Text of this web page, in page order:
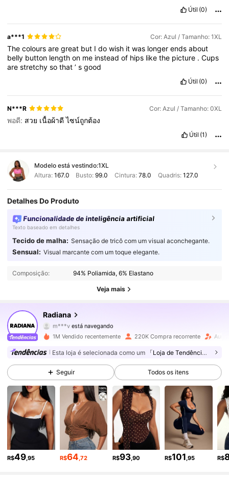
Útil (0)
a***1 Cor: Azul / Tamanho: 1XL
Thecoloursaregreat but Idowish itwas longerendsabout
belly button lengthon me insteadof hips likethe picture .Cups
arestretchysothat’sgood
Útil (0)
N***R Cor: Azul / Tamanho: 0XL
พอดี: สวย เนื้อผ้าดีไซน์ถูกต้อง
Útil (1)
Modelo está vestindo:1XL
Altura: 167.0 Busto:99.0 Cintura: 78.0 Quadris: 127.0
Detalhes Do Produto
Funcionalidade de inteligência artificial
Texto baseado em detalhes
Tecido de malha: Sensação de tricô com um visual aconchegante.
Sensual: Visual marcante com um toque elegante.
Composição: 94% Poliamida, 6% Elastano
Veja mais
Radiana
4,82 197K Seguidores
197K Seguidores
4,82 197K Seguidores
m***vestá navegando
4,82
197K Seguidores
4,82 197K Seguidores
4,82 197K Seguidores
4,82 197K Seguidores
4,82 197K Seguidores
4,82 197K Seguidores
1M Vendido recentemente 220K Compra recorrente
Esta loja é selecionada como um 「Loja de Tendências」
Seguir Todos os itens
R$49,95 R$64,72 R$93,90 R$101,95 R$